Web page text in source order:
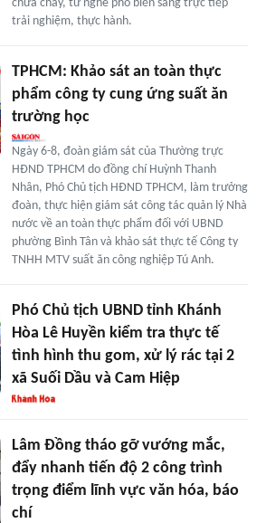
chữa cháy, từ nghe phổ biến sang trực tiếp
trải nghiệm, thực hành.
TPHCM: Khảo sát an toàn thực
phẩm công ty cung ứng suất ăn
trường học
Ngày 6-8, đoàn giám sát của Thường trực
HĐND TPHCM do đồng chí Huỳnh Thanh
Nhân, Phó Chủ tịch HĐND TPHCM, làm trưởng
đoàn, thực hiện giám sát công tác quản lý Nhà
nước về an toàn thực phẩm đối với UBND
phường Bình Tân và khảo sát thực tế Công ty
TNHH MTV suất ăn công nghiệp Tú Anh.
Phó Chủ tịch UBND tỉnh Khánh
Hòa Lê Huyền kiểm tra thực tế
tình hình thu gom, xử lý rác tại 2
xã Suối Dầu và Cam Hiệp
Lâm Đồng tháo gỡ vướng mắc,
đẩy nhanh tiến độ 2 công trình
trọng điểm lĩnh vực văn hóa, báo
chí